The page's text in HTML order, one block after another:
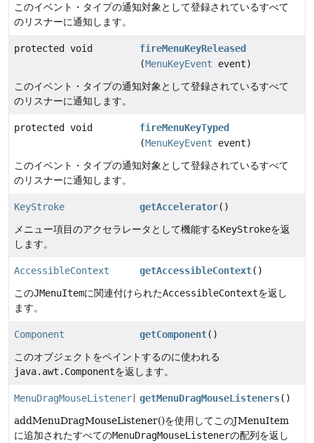
このイベント・タイプの通知対象として登録されているすべて
のリスナーに通知します。
protected void
fireMenuKeyReleased
(MenuKeyEvent event)
このイベント・タイプの通知対象として登録されているすべて
のリスナーに通知します。
protected void
fireMenuKeyTyped
(MenuKeyEvent event)
このイベント・タイプの通知対象として登録されているすべて
のリスナーに通知します。
KeyStroke getAccelerator()
メニュー項目のアクセラレータとして機能するKeyStrokeを返
します。
AccessibleContext getAccessibleContext()
このJMenuItemに関連付けられたAccessibleContextを返し
ます。
Component getComponent()
このオブジェクトをペイントするのに使われる
java.awt.Componentを返します。
MenuDragMouseListener []getMenuDragMouseListeners()
addMenuDragMouseListener()を使用してこのJMenuItem
に追加されたすべてのMenuDragMouseListenerの配列を返し